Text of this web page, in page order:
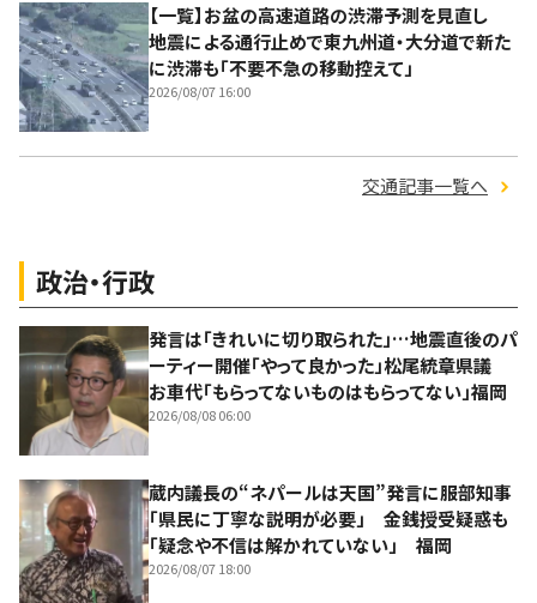
【一覧】お盆の高速道路の渋滞予測を見直し
地震による通行止めで東九州道・大分道で新た
に渋滞も「不要不急の移動控えて」
2026/08/07 16:00
交通記事一覧へ
政治・行政
発言は「きれいに切り取られた」…地震直後のパ
ーティー開催「やって良かった」松尾統章県議
お車代「もらってないものはもらってない」福岡
2026/08/08 06:00
蔵内議長の“ネパールは天国”発言に服部知事
「県民に丁寧な説明が必要」 金銭授受疑惑も
「疑念や不信は解かれていない」 福岡
2026/08/07 18:00